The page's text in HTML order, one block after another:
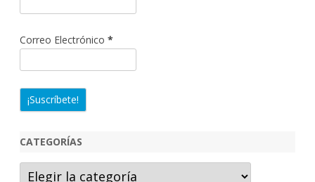
Correo Electrónico *
CATEGORÍAS
Categorías